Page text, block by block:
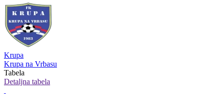
Krupa
Krupa na Vrbasu
Tabela
Detaljna tabela